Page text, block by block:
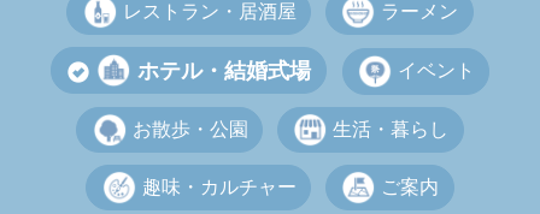
レストラン・居酒屋 ラーメン
ホテル・結婚式場 イベント
お散歩・公園 生活・暮らし
趣味・カルチャー ご案内